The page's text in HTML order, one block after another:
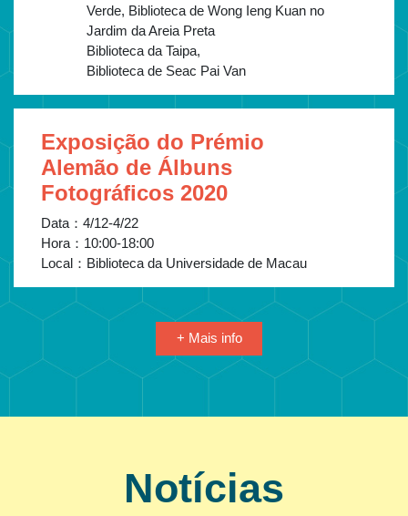
Verde, Biblioteca de Wong Ieng Kuan no
Jardim da Areia Preta
Biblioteca da Taipa,
Biblioteca de Seac Pai Van
Exposição do Prémio
Alemão de Álbuns
Fotográficos 2020
Data： 4/12-4/22
Hora： 10:00-18:00
Local： Biblioteca da Universidade de Macau
+ Mais info
Notícias